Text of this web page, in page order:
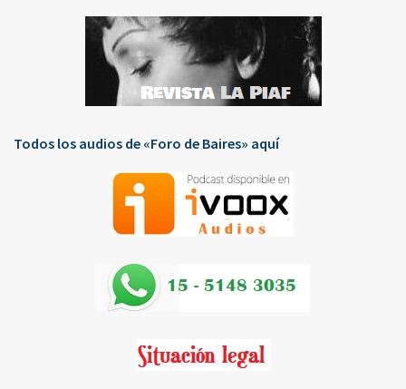
Todos los audios de «Foro de Baires» aquí